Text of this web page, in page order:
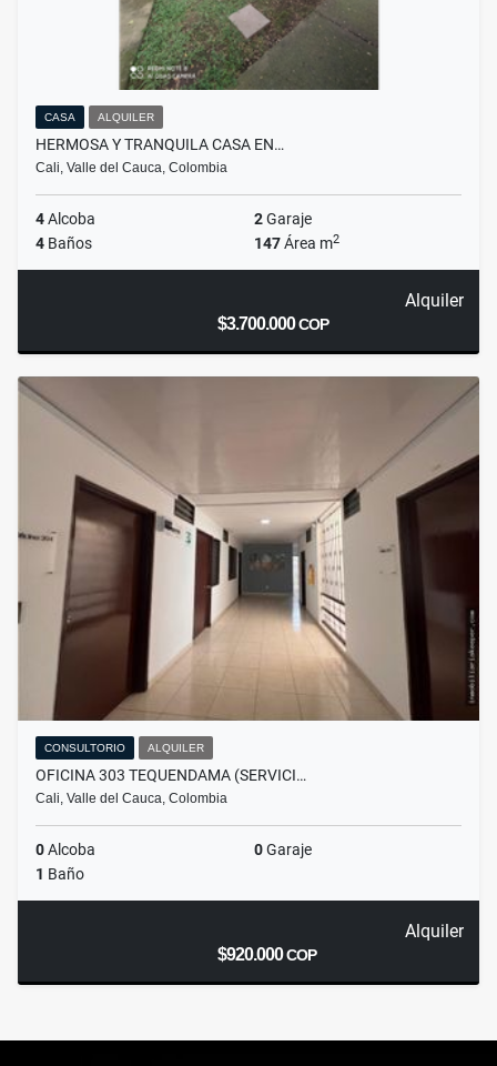
CASA ALQUILER
HERMOSA Y TRANQUILA CASA EN…
Cali, Valle del Cauca, Colombia
4Alcoba 2Garaje
4 Baños 147Área m2
Alquiler
$3.700.000COP
CONSULTORIO ALQUILER
OFICINA 303 TEQUENDAMA (SERVICI…
Cali, Valle del Cauca, Colombia
0Alcoba 0Garaje
1 Baño
Alquiler
$920.000COP